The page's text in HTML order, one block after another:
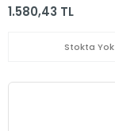
1.580,43 TL
Stokta Yok